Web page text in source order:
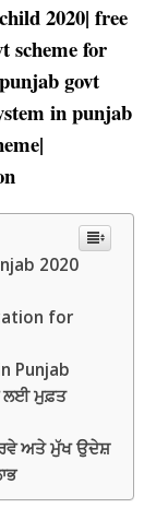
2020| free
scheme for
govt
in punjab
2020
for
Punjab
ਲਈ ਮੁਫ਼ਤ
ਅਤੇ ਮੁੱਖ ਉਦੇਸ਼